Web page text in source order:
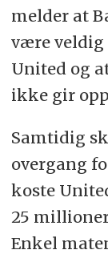
melder at
være veldig
United og
ikke gir
Samtidig
overgang
koste
25
Enkel